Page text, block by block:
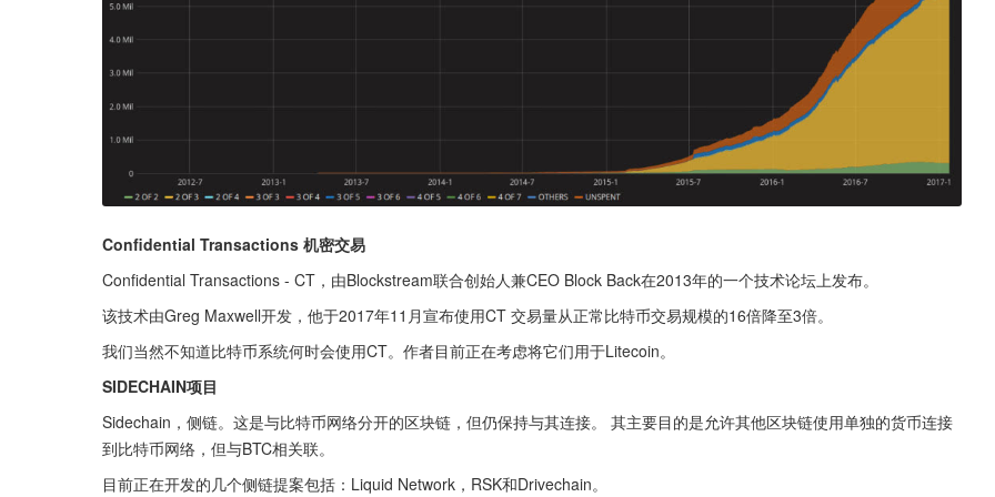
Confidential Transactions 机密交易
Confidential Transactions - CT，由Blockstream联合创始人兼CEO Block Back在2013年的一个技术论坛上发布。
该技术由Greg Maxwell开发，他于2017年11月宣布使用CT 交易量从正常比特币交易规模的16倍降至3倍。
我们当然不知道比特币系统何时会使用CT。作者目前正在考虑将它们用于Litecoin。
SIDECHAIN项目
Sidechain，侧链。这是与比特币网络分开的区块链，但仍保持与其连接。 其主要目的是允许其他区块链使用单独的货币连接
到比特币网络，但与BTC相关联。
目前正在开发的几个侧链提案包括：Liquid Network，RSK和Drivechain。